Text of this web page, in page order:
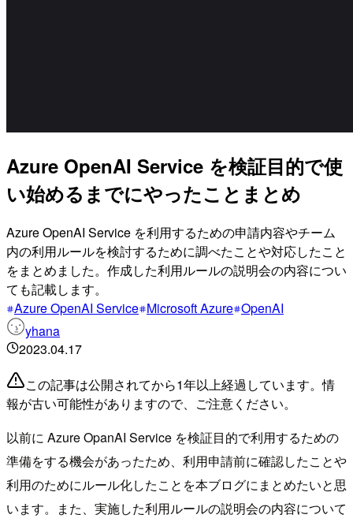
Azure OpenAI Service を検証目的で使
い始めるまでにやったことまとめ
Azure OpenAI Service を利用するための申請内容やチーム
内の利用ルールを検討するために調べたことや対応したこと
をまとめました。作成した利用ルールの説明会の内容につい
ても記載します。
Azure OpenAI Service Microsoft Azure OpenAI
yhana
2023.04.17
この記事は公開されてから1年以上経過しています。情
報が古い可能性がありますので、ご注意ください。
以前に Azure OpanAI Service を検証目的で利用するための
準備をする機会があったため、利用申請前に確認したことや
利用のためにルール化したことを本ブログにまとめたいと思
います。また、実施した利用ルールの説明会の内容について